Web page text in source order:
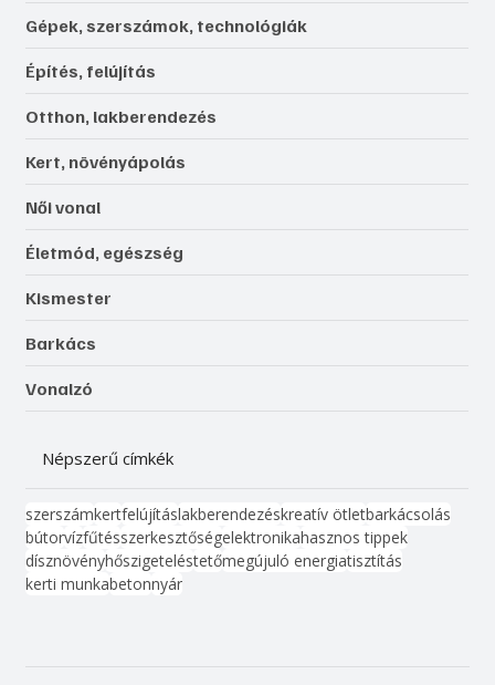
Gépek, szerszámok, technológiák
Építés, felújítás
Otthon, lakberendezés
Kert, növényápolás
Női vonal
Életmód, egészség
Kismester
Barkács
Vonalzó
Népszerű címkék
szerszámkertfelújításlakberendezéskreatív ötletbarkácsolás
bútorvízfűtésszerkesztőségelektronikahasznos tippek
dísznövényhőszigeteléstetőmegújuló energiatisztítás
kerti munkabetonnyár